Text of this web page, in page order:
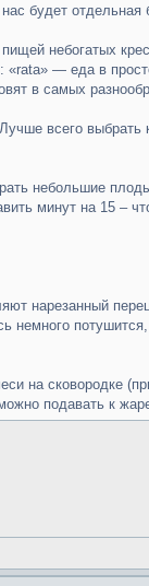
будет отдельная
небогатых
— еда в
в самых
всего
небольшие
минут на 15 –
нарезанный
на сковородке
подавать к